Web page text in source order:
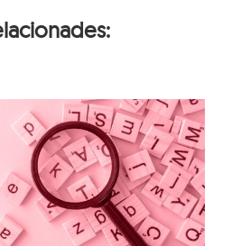
personal: “El
urbà de la ciutat
d’Olot”